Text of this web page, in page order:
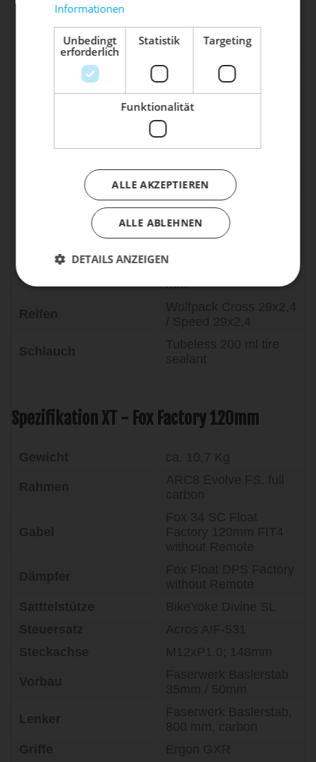
800 mm, carbon
Repente Quasar
Shimano XT 8100 /
8110 2-Piston
Shimano RT-MT800M
180mm / 180
Shimano XT 8120 32t
55mm 175mm
Shimano XT CS-
M8100 / 10-51T
Rad
mm
Schlauch
Tubeless 200 ml tire
sealant
Spezifikation XT - Fox Factory 120mm
Gewicht ca. 10,7 Kg
Gabel
Fox 34 SC Float
Factory 120mm FIT4
without Remote
Satttelstütze
BikeYoke Divine SL
Steckachse
M12xP1.0; 148mm
Lenker
Faserwerk Baslerstab,
800 mm, carbon
Mach dein Bike frühlingsfit - gönn
ihm den Service, den es verdient!
Dein Bike braucht Service, Wartung
oder ein Update?
Buche dir jetzt deinen Termin.
Informationen
Unbedingt
erforderlich
Statistik Targeting
Funktionalität
ALLE AKZEPTIEREN
ALLE ABLEHNEN
DETAILS ANZEIGEN